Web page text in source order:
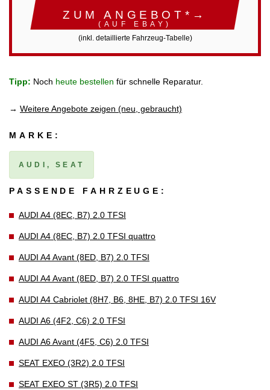
ZUM ANGEBOT*→
(AUF EBAY)
(inkl. detaillierte Fahrzeug-Tabelle)
Tipp: Noch heute bestellen für schnelle Reparatur.
→ Weitere Angebote zeigen (neu, gebraucht)
MARKE:
AUDI, SEAT
PASSENDE FAHRZEUGE:
AUDI A4 (8EC, B7) 2.0 TFSI
AUDI A4 (8EC, B7) 2.0 TFSI quattro
AUDI A4 Avant (8ED, B7) 2.0 TFSI
AUDI A4 Avant (8ED, B7) 2.0 TFSI quattro
AUDI A4 Cabriolet (8H7, B6, 8HE, B7) 2.0 TFSI 16V
AUDI A6 (4F2, C6) 2.0 TFSI
AUDI A6 Avant (4F5, C6) 2.0 TFSI
SEAT EXEO (3R2) 2.0 TFSI
SEAT EXEO ST (3R5) 2.0 TFSI